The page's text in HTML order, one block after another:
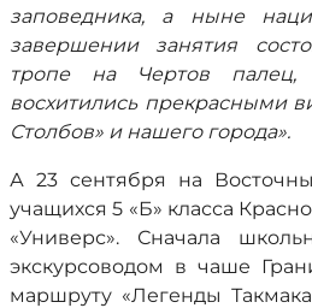
заповедника, а ныне
завершении занятия
тропе на Чертов палец,
восхитились прекрасными
Столбов» и нашего города».
А 23 сентября на
учащихся 5 «Б» класса
«Универс». Сначала
экскурсоводом в чаше
маршруту «Легенды